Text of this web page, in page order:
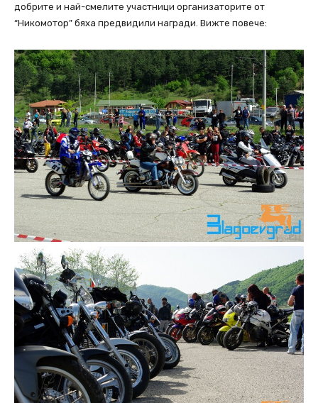
добрите и най-смелите участници организаторите от
“Никомотор” бяха предвидили награди. Вижте повече: